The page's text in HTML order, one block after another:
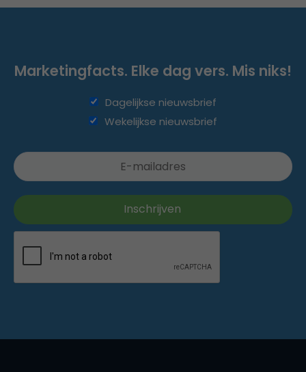
Marketingfacts. Elke dag vers. Mis niks!
Dagelijkse nieuwsbrief
Wekelijkse nieuwsbrief